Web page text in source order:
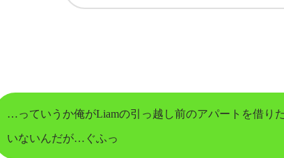
…っていうか俺がLiamの引っ越し前のアパートを借り
いないんだが…ぐふっ